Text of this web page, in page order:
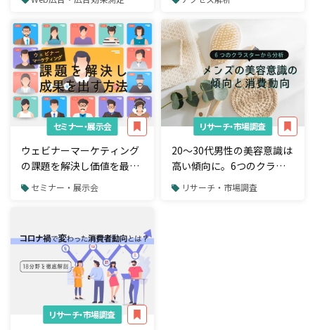
セミナー・展示会
ウェビナーマーケティング
の課題を解決し価値を最大
化する方法とは？
セミナー・展示会
リサーチ・市場調査
20〜30代男性の美容意識は
高い傾向に。6つのクラス
ターから分析するメンズ美
リサーチ・市場調査
リサーチ・市場調査